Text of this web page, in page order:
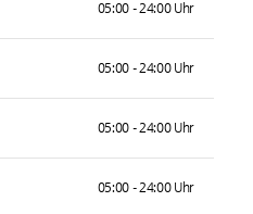
05:00 - 24:00 Uhr
05:00 - 24:00 Uhr
05:00 - 24:00 Uhr
05:00 - 24:00 Uhr